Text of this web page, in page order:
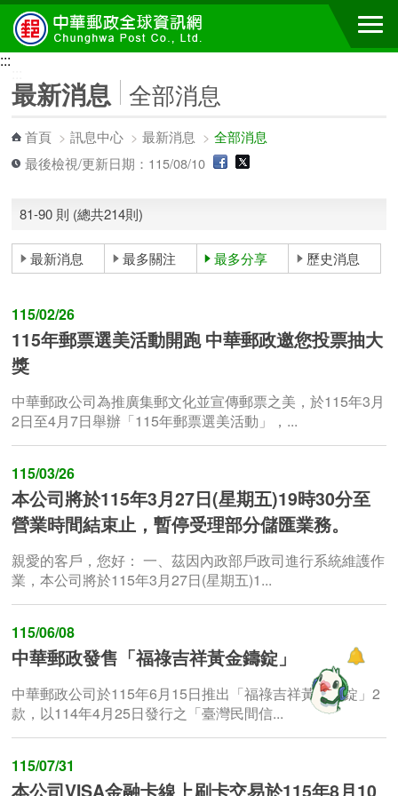
跳到主要內容區塊
:::
最新消息 全部消息
首頁 >訊息中心 >最新消息 >全部消息
最後檢視/更新日期：115/08/10
81-90 則 (總共214則)
最新消息 最多關注 最多分享 歷史消息
115/02/26
115年郵票選美活動開跑 中華郵政邀您投票抽大
獎
中華郵政公司為推廣集郵文化並宣傳郵票之美，於115年3月
2日至4月7日舉辦「115年郵票選美活動」，...
115/03/26
本公司將於115年3月27日(星期五)19時30分至
營業時間結束止，暫停受理部分儲匯業務。
親愛的客戶，您好： 一、茲因內政部戶政司進行系統維護作
業，本公司將於115年3月27日(星期五)1...
115/06/08
中華郵政發售「福祿吉祥黃金鑄錠」
中華郵政公司於115年6月15日推出「福祿吉祥黃金鑄錠」2
款，以114年4月25日發行之「臺灣民間信...
115/07/31
本公司VISA金融卡線上刷卡交易於115年8月10